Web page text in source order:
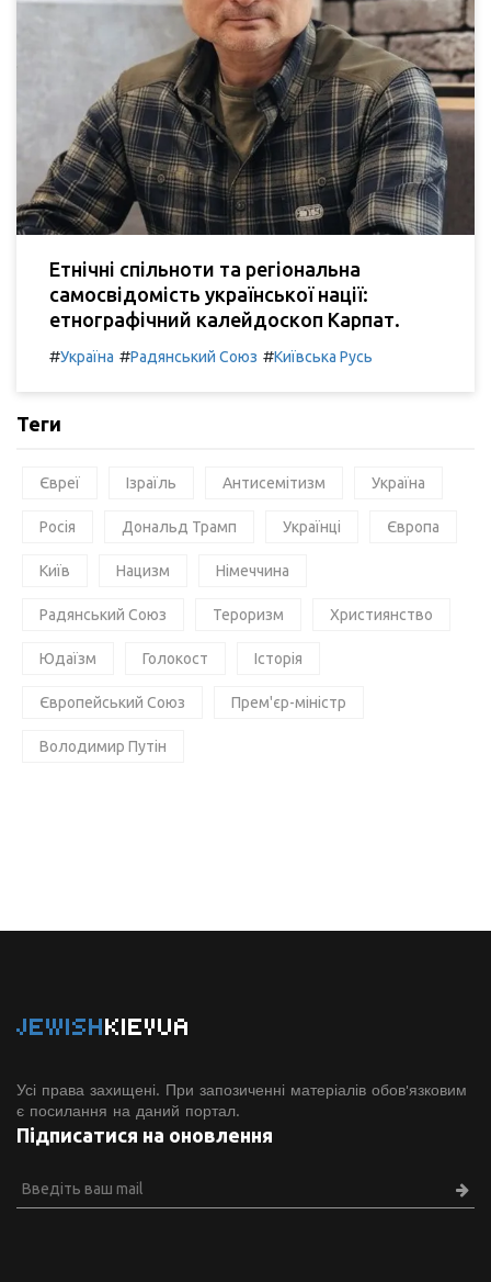
Етнічні спільноти та регіональна
самосвідомість української нації:
етнографічний калейдоскоп Карпат.
#Україна #Радянський Союз #Київська Русь
Теги
Євреї Ізраїль Антисемітизм Україна
Росія Дональд Трамп Українці Європа
Київ Нацизм Німеччина
Радянський Союз Тероризм Християнство
Юдаїзм Голокост Історія
Європейський Союз Прем'єр-міністр
Володимир Путін
JEWISHKIEVUA
Усі права захищені. При запозиченні матеріалів обов'язковим
є посилання на даний портал.
Підписатися на оновлення